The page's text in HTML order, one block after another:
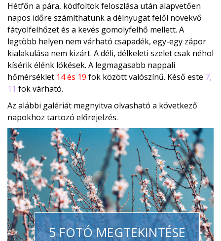
Hétfőn a pára, ködfoltok feloszlása után alapvetően
napos időre számíthatunk a délnyugat felől növekvő
fátyolfelhőzet és a kevés gomolyfelhő mellett. A
legtöbb helyen nem várható csapadék, egy-egy zápor
kialakulása nem kizárt. A déli, délkeleti szelet csak néhol
kísérik élénk lökések. A legmagasabb nappali
hőmérséklet 14 és 19 fok között valószínű. Késő este 7,
11 fok várható.
Az alábbi galériát megnyitva olvasható a következő
napokhoz tartozó előrejelzés.
5 FOTÓ MEGTEKINTÉSE